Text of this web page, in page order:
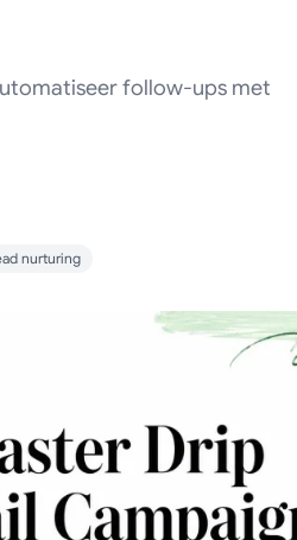
follow-ups met
nurturing